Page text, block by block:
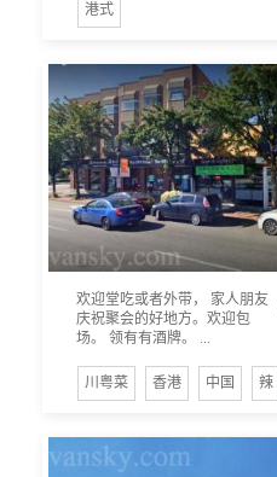
港式
欢迎堂吃或者外带， 家人朋友
庆祝聚会的好地方。欢迎包
场。 领有有酒牌。 ...
川粤菜 香港 中国 辣